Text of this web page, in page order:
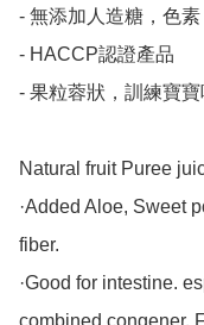
- 無添加人造糖，色素
- HACCP認證產品
- 果粒蓉狀，訓練寶
Natural fruit Puree
·Added Aloe, Sweet
fiber.
·Good for intestine.